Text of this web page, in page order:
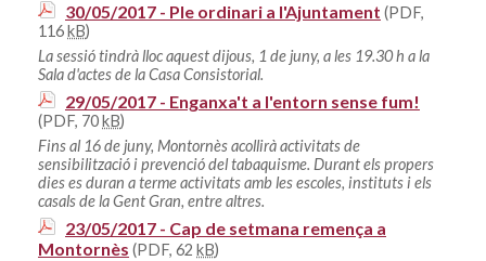
30/05/2017 - Ple ordinari a l'Ajuntament (PDF,
116kB)
La sessió tindrà lloc aquest dijous, 1 de juny, a les 19.30 h a la
Sala d'actes de la Casa Consistorial.
29/05/2017 - Enganxa't a l'entorn sense fum!
(PDF, 70kB)
Fins al 16 de juny, Montornès acollirà activitats de
sensibilització i prevenció del tabaquisme. Durant els propers
dies es duran a terme activitats amb les escoles, instituts i els
casals de la Gent Gran, entre altres.
23/05/2017 - Cap de setmana remença a
Montornès (PDF, 62 kB)